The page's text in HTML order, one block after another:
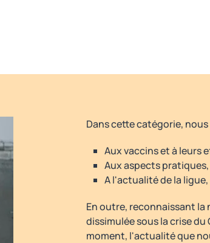
Dans cette catégorie,
Aux vaccins et à leurs
Aux aspects
A l'actualité de la
En outre, reconnaissant
dissimulée sous la crise
moment, l'actualité que